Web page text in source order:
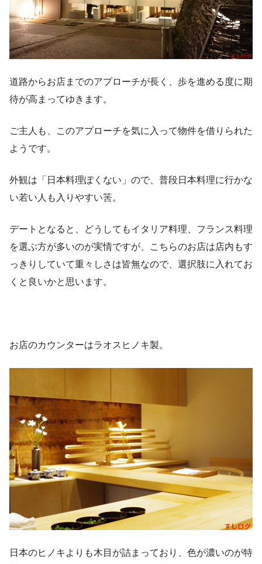
道路からお店までのアプローチが長く、歩を進める度に期
待が高まってゆきます。
ご主人も、このアプローチを気に入って物件を借りられた
ようです。
外観は「日本料理ぽくない」ので、普段日本料理に行かな
い若い人も入りやすい筈。
デートとなると、どうしてもイタリア料理、フランス料理
を選ぶ方が多いのが実情ですが、こちらのお店は店内もす
っきりしていて重々しさは皆無なので、選択肢に入れてお
くと良いかと思います。
お店のカウンターはラオスヒノキ製。
日本のヒノキよりも木目が詰まっており、色が濃いのが特